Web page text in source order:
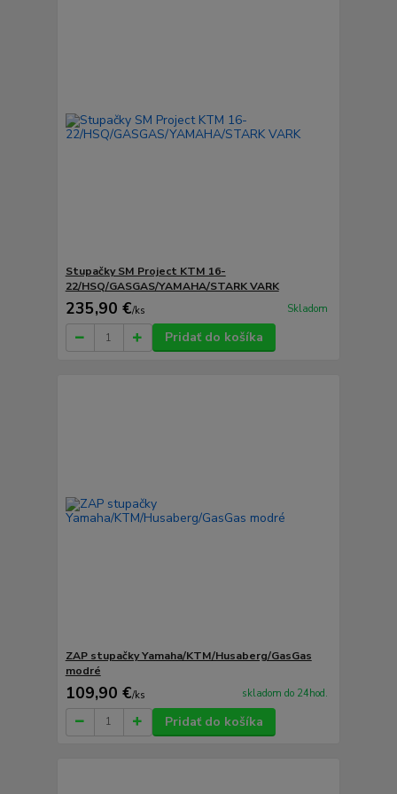
Stupačky SM Project KTM 16-
22/HSQ/GASGAS/YAMAHA/STARK VARK
235,90 €/ks Skladom
Pridať do košíka
ZAP stupačky Yamaha/KTM/Husaberg/GasGas
modré
109,90 €/ks skladom do 24hod.
Pridať do košíka